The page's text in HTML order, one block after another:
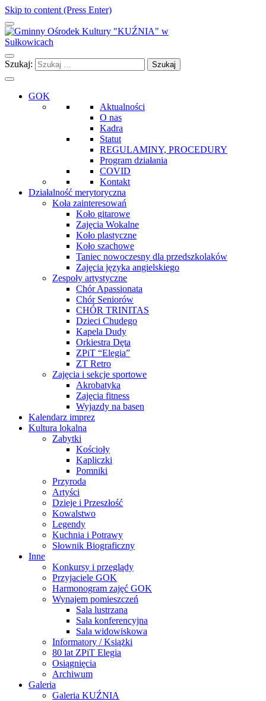
Skip to content (Press Enter)
Gminny Ośrodek Kultury "KUŹNIA" w Sułkowicach
Szukaj:
GOK
Aktualności
O nas
Kadra
Statut
REGULAMINY, PROCEDURY
Program działania
COVID
Kontakt
Działalność merytoryczna
Koła zainteresowań
Koło gitarowe
Zajęcia Wokalne
Koło plastyczne
Koło szachowe
Taniec nowoczesny dla przedszkolaków
Zajęcia języka angielskiego
Zespoły artystyczne
Chór Apassionata
Chór Seniorów
CHÓR TRINITAS
Dzieci Chudego
Kapela Dudy
Orkiestra Dęta
ZPiT “Elegia”
ZT Retro
Zajęcia i sekcje sportowe
Akrobatyka
Zajęcia fitness
Wyjazdy na basen
Kalendarz imprez
Kultura lokalna
Zabytki
Kościoły
Kapliczki
Pomniki
Przyroda
Artyści
Dzieje i Przeszłość
Kowalstwo
Legendy
Kuchnia i Potrawy
Słownik Biograficzny
Inne
Konkursy i przeglądy
Przyjaciele GOK
Harmonogram zajęć GOK
Wynajem pomieszczeń
Sala lustrzana
Sala konferencyjna
Sala widowiskowa
Informatory / Książki
80 lat ZPiT Elegia
Osiągnięcia
Archiwum
Galeria
Galeria KUŹNIA